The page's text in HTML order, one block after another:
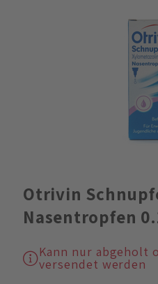
Otrivin
Nasentropfen
Kann nur abgeholt
versendet werden